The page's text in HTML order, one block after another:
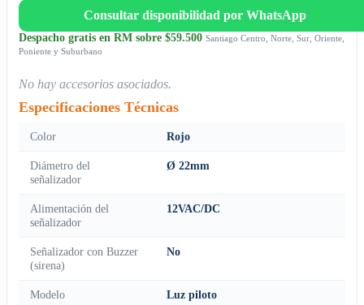
Consultar disponibilidad por WhatsApp
Despacho gratis en RM sobre $59.500 Santiago Centro, Norte, Sur, Oriente,
Poniente y Suburbano
No hay accesorios asociados.
Especificaciones Técnicas
Color Rojo
Diámetro del
señalizador
Ø 22mm
Alimentación del
señalizador
12VAC/DC
Señalizador con Buzzer
(sirena)
No
Modelo Luz piloto